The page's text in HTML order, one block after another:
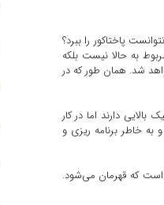
پاختاکور را ببرد؟
به حالا نیست بلکه
شد. همان طور که در
دارند اما در کار
خاطر برنامه ریزی و
دو دوره است که قهرمان می‌شود.